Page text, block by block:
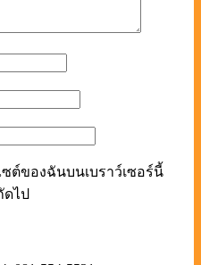
ต์ของฉันบนเบราว์เซอร์นี้
ไป